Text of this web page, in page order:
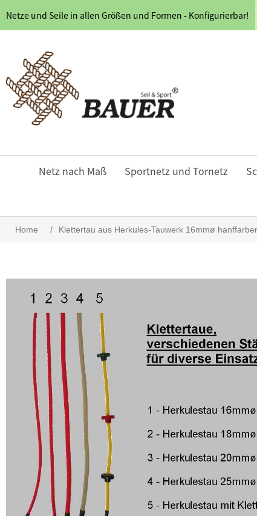
Netze und Seile in allen Größen und Formen - Konfigurierbar!
Netz nach Maß Sportnetz und Tornetz
Home / Klettertau aus Herkules-Tauwerk 16mmø